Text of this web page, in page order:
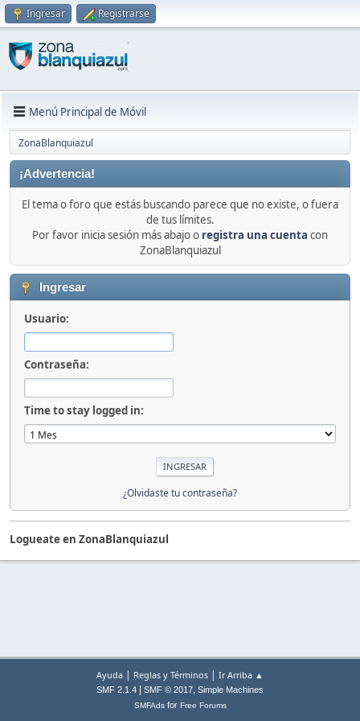
Ingresar Registrarse
Menú Principal de Móvil
ZonaBlanquiazul
¡Advertencia!
El tema o foro que estás buscando parece que no existe, o fuera
de tus límites.
Por favor inicia sesión más abajo o registra una cuenta con
ZonaBlanquiazul
Ingresar
Usuario:
Contraseña:
Time to stay logged in:
¿Olvidaste tu contraseña?
Logueate en ZonaBlanquiazul
Ayuda | Reglas y Términos | Ir Arriba ▲
SMF 2.1.4 SMF © 2017, Simple Machines
SMFAdsfor Free Forums